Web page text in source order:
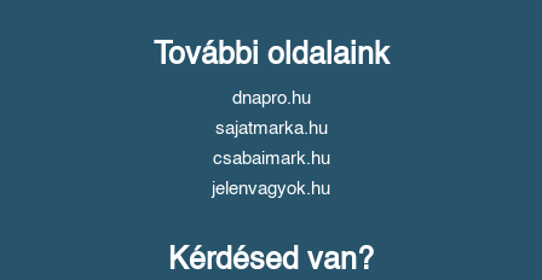
További oldalaink
dnapro.hu
sajatmarka.hu
csabaimark.hu
jelenvagyok.hu
Kérdésed van?